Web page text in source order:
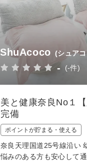
ShuAcoco (シュア
- (-件)
美と健康奈良No１
完備
ポイントが貯まる・使える
奈良天理国道25号線沿い
悩みのある方も安心して